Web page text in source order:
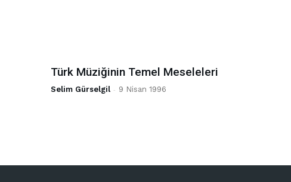
Türk Müziğinin Temel Meseleleri
Selim Gürselgil - 9 Nisan 1996